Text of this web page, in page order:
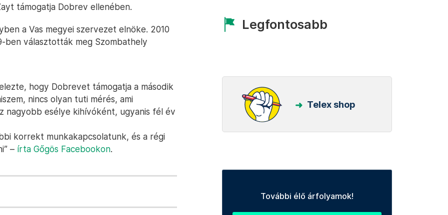
támogatja Dobrev ellenében.
a Vas megyei szervezet elnöke. 2010
ben választották meg Szombathely
hogy Dobrevet támogatja a második
nincs olyan tuti mérés, ami
nagyobb esélye kihívóként, ugyanis fél év
korrekt munkakapcsolatunk, és a régi
– írta Gőgös Facebookon.
Legfontosabb
Telex shop
További élő árfolyamok!